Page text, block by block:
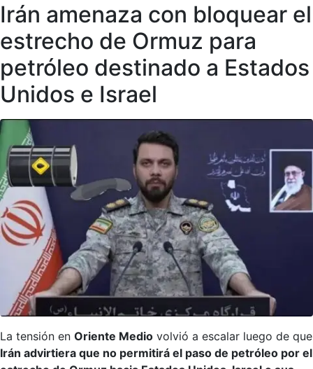
Irán amenaza con bloquear el
estrecho de Ormuz para
petróleo destinado a Estados
Unidos e Israel
La tensión en Oriente Medio volvió a escalar luego de que
Irán advirtiera que no permitirá el paso de petróleo por el